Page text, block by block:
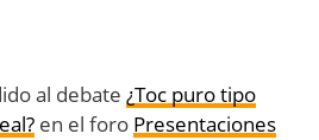
al debate ¿Toc puro tipo
en el foro Presentaciones